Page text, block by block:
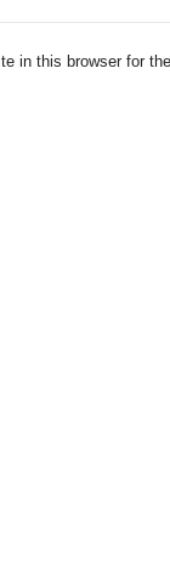
in this browser for